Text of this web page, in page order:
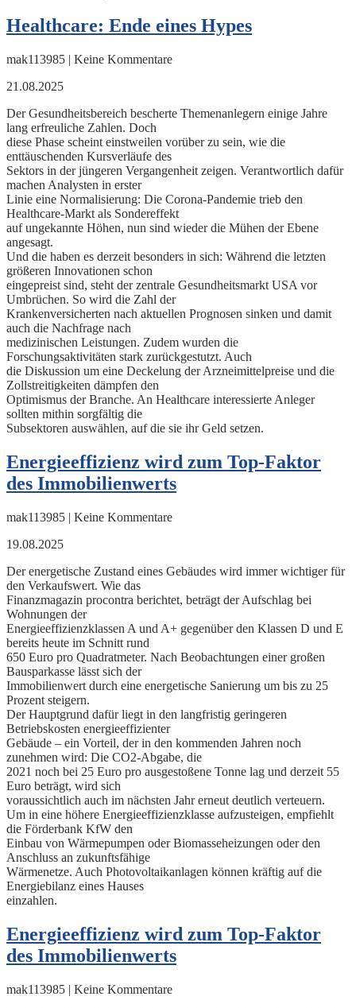
Healthcare: Ende eines Hypes
mak113985 | Keine Kommentare
21.08.2025
Der Gesundheitsbereich bescherte Themenanlegern einige Jahre
lang erfreuliche Zahlen. Doch
diese Phase scheint einstweilen vorüber zu sein, wie die
enttäuschenden Kursverläufe des
Sektors in der jüngeren Vergangenheit zeigen. Verantwortlich dafür
machen Analysten in erster
Linie eine Normalisierung: Die Corona-Pandemie trieb den
Healthcare-Markt als Sondereffekt
auf ungekannte Höhen, nun sind wieder die Mühen der Ebene
angesagt.
Und die haben es derzeit besonders in sich: Während die letzten
größeren Innovationen schon
eingepreist sind, steht der zentrale Gesundheitsmarkt USA vor
Umbrüchen. So wird die Zahl der
Krankenversicherten nach aktuellen Prognosen sinken und damit
auch die Nachfrage nach
medizinischen Leistungen. Zudem wurden die
Forschungsaktivitäten stark zurückgestutzt. Auch
die Diskussion um eine Deckelung der Arzneimittelpreise und die
Zollstreitigkeiten dämpfen den
Optimismus der Branche. An Healthcare interessierte Anleger
sollten mithin sorgfältig die
Subsektoren auswählen, auf die sie ihr Geld setzen.
Energieeffizienz wird zum Top-Faktor
des Immobilienwerts
mak113985 | Keine Kommentare
19.08.2025
Der energetische Zustand eines Gebäudes wird immer wichtiger für
den Verkaufswert. Wie das
Finanzmagazin procontra berichtet, beträgt der Aufschlag bei
Wohnungen der
Energieeffizienzklassen A und A+ gegenüber den Klassen D und E
bereits heute im Schnitt rund
650 Euro pro Quadratmeter. Nach Beobachtungen einer großen
Bausparkasse lässt sich der
Immobilienwert durch eine energetische Sanierung um bis zu 25
Prozent steigern.
Der Hauptgrund dafür liegt in den langfristig geringeren
Betriebskosten energieeffizienter
Gebäude – ein Vorteil, der in den kommenden Jahren noch
zunehmen wird: Die CO2-Abgabe, die
2021 noch bei 25 Euro pro ausgestoßene Tonne lag und derzeit 55
Euro beträgt, wird sich
voraussichtlich auch im nächsten Jahr erneut deutlich verteuern.
Um in eine höhere Energieeffizienzklasse aufzusteigen, empfiehlt
die Förderbank KfW den
Einbau von Wärmepumpen oder Biomasseheizungen oder den
Anschluss an zukunftsfähige
Wärmenetze. Auch Photovoltaikanlagen können kräftig auf die
Energiebilanz eines Hauses
einzahlen.
Energieeffizienz wird zum Top-Faktor
des Immobilienwerts
mak113985 | Keine Kommentare